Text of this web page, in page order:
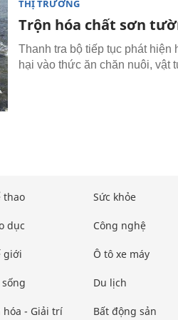
THỊ TRƯỜNG
Trộn hóa chất sơn
Thanh tra bộ tiếp tục phát hiện
hại vào thức ăn chăn nuôi, vật
thao
dục
giới
hóa - Giải trí
Sức khỏe
Công nghệ
Ô tô xe máy
Du lịch
Bất động sản